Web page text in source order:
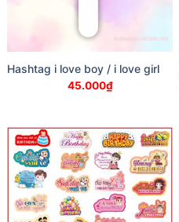
Hashtag i love boy / i love girl
45.000₫